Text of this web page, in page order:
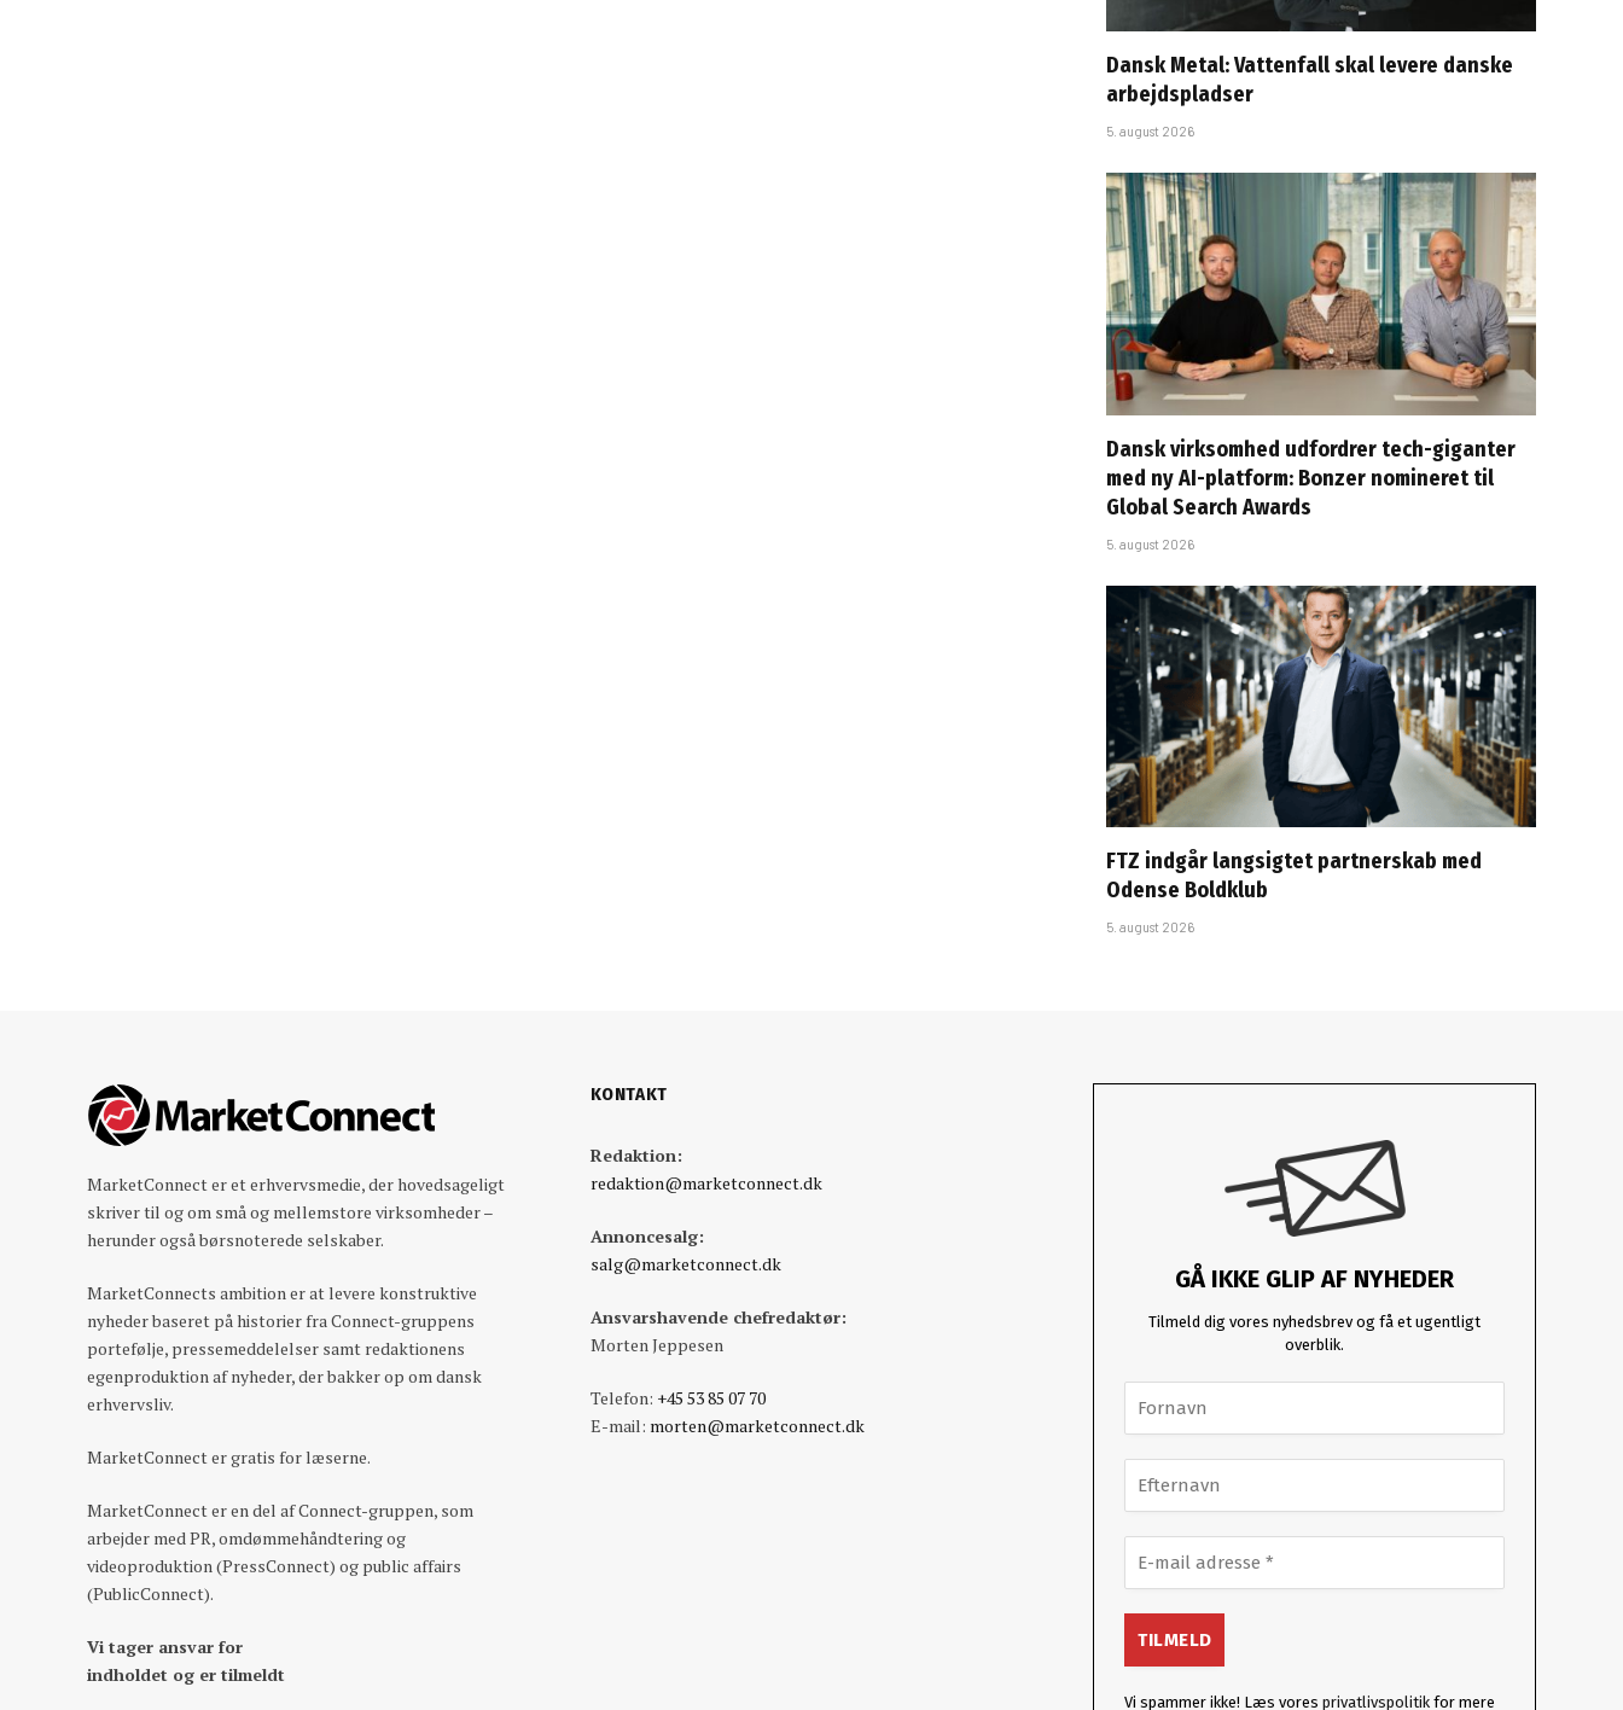
Dansk Metal: Vattenfall skal levere danske
arbejdspladser
5. august 2026
Dansk virksomhed udfordrer tech-giganter
med ny AI-platform: Bonzer nomineret til
Global Search Awards
5. august 2026
FTZ indgår langsigtet partnerskab med
Odense Boldklub
5. august 2026
MarketConnect er et erhvervsmedie, der hovedsageligt
skriver til og om små og mellemstore virksomheder –
herunder også børsnoterede selskaber.
MarketConnects ambition er at levere konstruktive
nyheder baseret på historier fra Connect-gruppens
portefølje, pressemeddelelser samt redaktionens
egenproduktion af nyheder, der bakker op om dansk
erhvervsliv.
MarketConnect er gratis for læserne.
MarketConnect er en del af Connect-gruppen, som
arbejder med PR, omdømmehåndtering og
videoproduktion (PressConnect) og public affairs
(PublicConnect).
Vi tager ansvar for
indholdet og er tilmeldt
KONTAKT
Redaktion:
redaktion@marketconnect.dk
Annoncesalg:
salg@marketconnect.dk
Ansvarshavende chefredaktør:
Morten Jeppesen
Telefon: +45 53 85 07 70
E-mail: morten@marketconnect.dk
GÅ IKKE GLIP AF NYHEDER
Tilmeld dig vores nyhedsbrev og få et ugentligt
overblik.
Vi spammer ikke! Læs voresprivatlivspolitik for mere